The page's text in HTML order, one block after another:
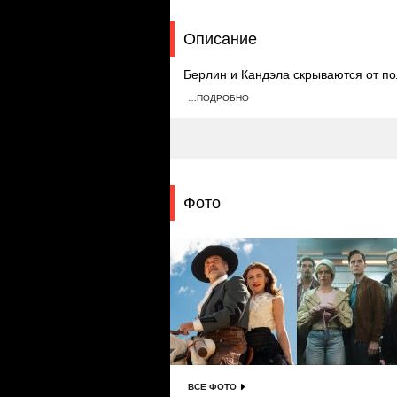
Описание
Берлин и Кандэла скрываются от
Кейла теряет дрон. Вместе с
…ПОДРОБНО
Фото
ВСЕ ФОТО